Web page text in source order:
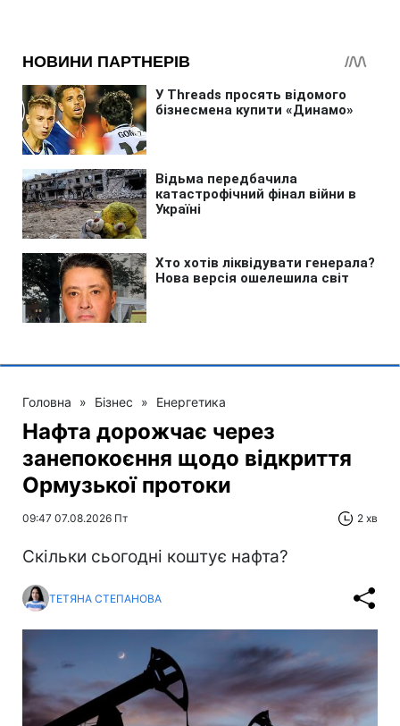
Головна » Бізнес » Енергетика
Нафта дорожчає через
занепокоєння щодо відкриття
Ормузької протоки
09:47 07.08.2026 Пт 2 хв
Скільки сьогодні коштує нафта?
ТЕТЯНА СТЕПАНОВА